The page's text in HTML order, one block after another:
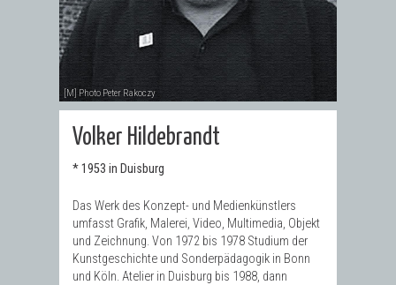
[M] Photo Peter Rakoczy
Volker Hildebrandt
* 1953 in Duisburg
Das Werk des Konzept- und Medienkünstlers
umfasst Grafik, Malerei, Video, Multimedia, Objekt
und Zeichnung. Von 1972 bis 1978 Studium der
Kunstgeschichte und Sonderpädagogik in Bonn
und Köln. Atelier in Duisburg bis 1988, dann